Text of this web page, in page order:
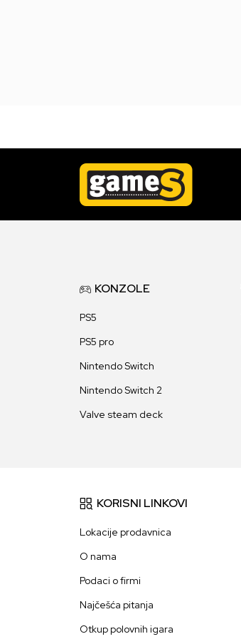
KONZOLE
PS5
PS5 pro
Nintendo Switch
Nintendo Switch 2
Valve steam deck
KORISNI LINKOVI
Lokacije prodavnica
O nama
Podaci o firmi
Najčešća pitanja
Otkup polovnih igara